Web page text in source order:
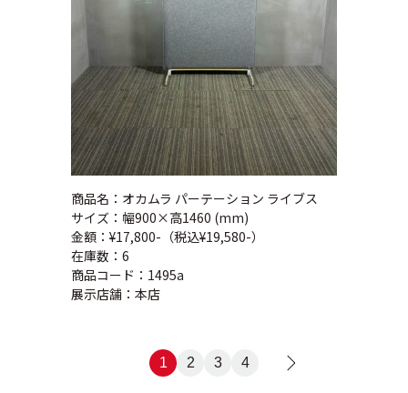
商品名：オカムラ パーテーション ライブス
サイズ：幅900×高1460 (mm)
金額：¥17,800-（税込¥19,580-）
在庫数：6
商品コード：1495a
展示店舗：本店
1 2 3 4